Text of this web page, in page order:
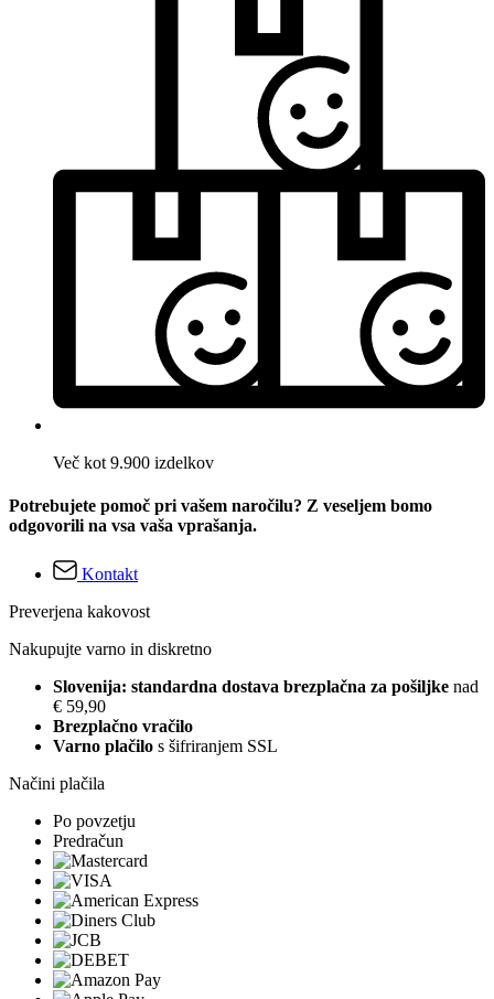
Več kot 9.900 izdelkov
Potrebujete pomoč pri vašem naročilu? Z veseljem bomo
odgovorili na vsa vaša vprašanja.
Kontakt
Preverjena kakovost
Nakupujte varno in diskretno
Slovenija: standardna dostava brezplačna za pošiljke nad
€ 59,90
Brezplačno vračilo
Varno plačilo s šifriranjem SSL
Načini plačila
Po povzetju
Predračun